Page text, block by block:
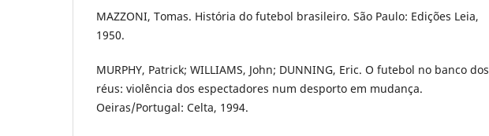
MAZZONI, Tomas. História do futebol brasileiro. São Paulo: Edições Leia,
1950.
MURPHY, Patrick; WILLIAMS, John; DUNNING, Eric. O futebol no banco dos
réus: violência dos espectadores num desporto em mudança.
Oeiras/Portugal: Celta, 1994.